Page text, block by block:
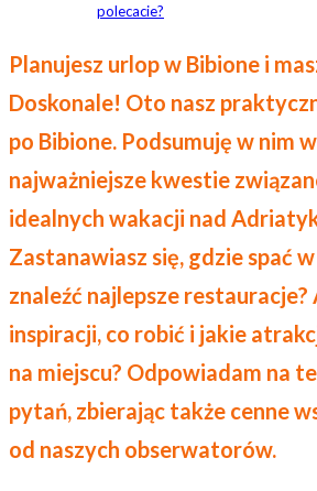
polecacie?
Planujesz urlop w Bibione i
Doskonale! Oto nasz
po Bibione. Podsumuję w nim
najważniejsze kwestie
idealnych wakacji nad
Zastanawiasz się, gdzie spać
znaleźć najlepsze restauracje?
inspiracji, co robić i jakie
na miejscu? Odpowiadam na
pytań, zbierając także cenne
od naszych obserwatorów.